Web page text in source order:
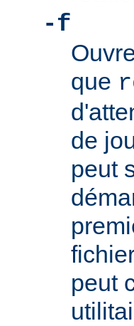
-f
que
de
peut
peut